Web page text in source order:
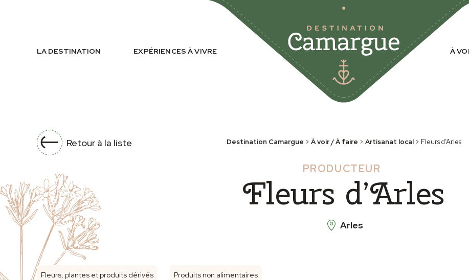
LA DESTINATION EXPÉRIENCES À VIVRE À
Retour à la liste Destination Camargue > À voir / À faire > Artisanat local> Fleurs d’Arles
PRODUCTEUR
Fleurs d’Arles
Arles
Fleurs, plantes et produits dérivés Produits non alimentaires